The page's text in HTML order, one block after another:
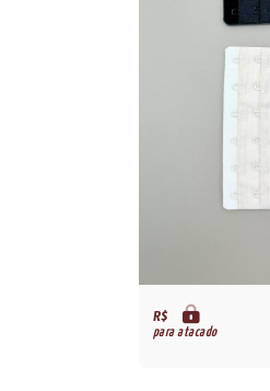
R$
para atacado